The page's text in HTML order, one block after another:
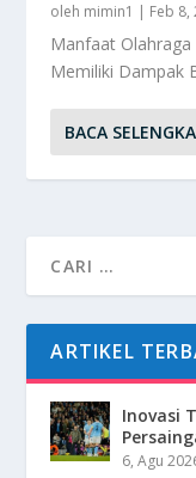
oleh mimin1 | Feb 8,
Manfaat Olahraga
Memiliki Dampak
BACA
ARTIKEL
Inovasi
6, Agu